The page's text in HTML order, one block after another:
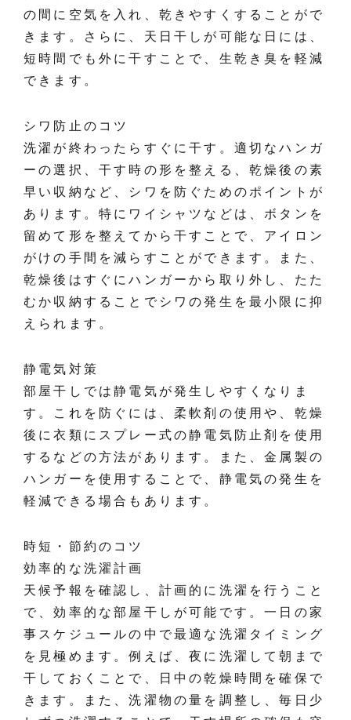
の間に空気を入れ、乾きやすくすることがで
きます。さらに、天日干しが可能な日には、
短時間でも外に干すことで、生乾き臭を軽減
できます。
シワ防止のコツ
洗濯が終わったらすぐに干す。適切なハンガ
ーの選択、干す時の形を整える、乾燥後の素
早い収納など、シワを防ぐためのポイントが
あります。特にワイシャツなどは、ボタンを
留めて形を整えてから干すことで、アイロン
がけの手間を減らすことができます。また、
乾燥後はすぐにハンガーから取り外し、たた
むか収納することでシワの発生を最小限に抑
えられます。
静電気対策
部屋干しでは静電気が発生しやすくなりま
す。これを防ぐには、柔軟剤の使用や、乾燥
後に衣類にスプレー式の静電気防止剤を使用
するなどの方法があります。また、金属製の
ハンガーを使用することで、静電気の発生を
軽減できる場合もあります。
時短・節約のコツ
効率的な洗濯計画
天候予報を確認し、計画的に洗濯を行うこと
で、効率的な部屋干しが可能です。一日の家
事スケジュールの中で最適な洗濯タイミング
を見極めます。例えば、夜に洗濯して朝まで
干しておくことで、日中の乾燥時間を確保で
きます。また、洗濯物の量を調整し、毎日少